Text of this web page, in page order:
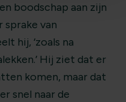
boodschap aan zijn
sprake van
hij, ‘zoals na
Hij ziet dat er
komen, maar dat
snel naar de